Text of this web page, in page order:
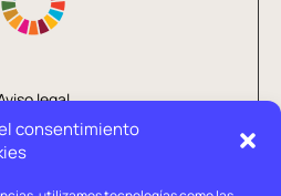
consentimiento
legal
de privacidad